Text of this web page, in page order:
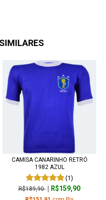
CAMISA CANARINHO RETRÔ
1982 AZUL
(1)
R$189,90 R$159,90